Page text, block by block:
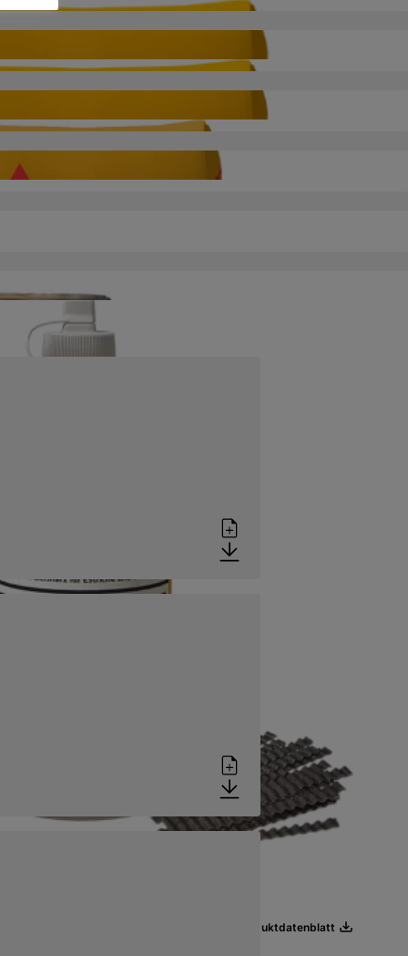
BINDEMITTEL ZUR ERSTELLUNG VON
für den Wohn- und Gewerbebereich. Bereits
Produktdatenblatt
Produktdatenblatt
Produktdatenblatt